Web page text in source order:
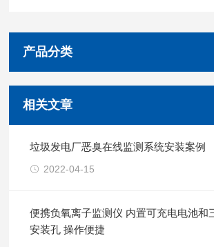
产品分类
相关文章
垃圾发电厂恶臭在线监测系统安装案例
2022-04-15
便携负氧离子监测仪 内置可充电电池和
安装孔 操作便捷